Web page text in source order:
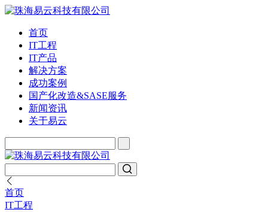
首页
IT工程
IT产品
解决方案
成功案例
国产化改造&SASE服务
新闻资讯
关于易云
首页
IT工程